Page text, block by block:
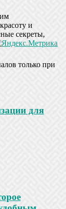
и
секреты,
только при
для